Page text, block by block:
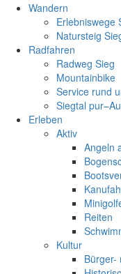
Wandern
Erlebniswege
Natursteig
Radfahren
Radweg Sieg
Mountainbike
Service rund
Siegtal
Erleben
Aktiv
Angeln
Reiten
Kultur
Bürger-